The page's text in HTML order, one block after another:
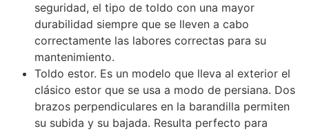
seguridad, el tipo de toldo con una mayor
durabilidad siempre que se lleven a cabo
correctamente las labores correctas para su
mantenimiento.
Toldo estor. Es un modelo que lleva al exterior el
clásico estor que se usa a modo de persiana. Dos
brazos perpendiculares en la barandilla permiten
su subida y su bajada. Resulta perfecto para